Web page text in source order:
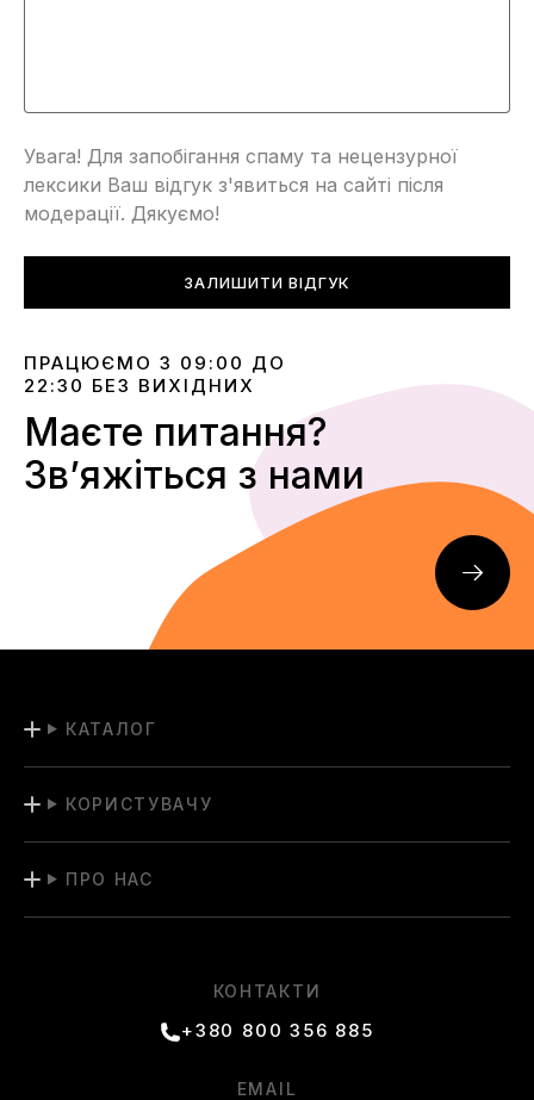
Увага! Для запобігання спаму та нецензурної
лексики Ваш відгук з'явиться на сайті після
модерації. Дякуємо!
ЗАЛИШИТИ ВІДГУК
ПРАЦЮЄМО З 09:00 ДО
22:30 БЕЗ ВИХІДНИХ
Маєте питання?
Звʼяжіться з нами
КАТАЛОГ
КОРИСТУВАЧУ
ПРО НАС
КОНТАКТИ
+380 800 356 885
EMAIL